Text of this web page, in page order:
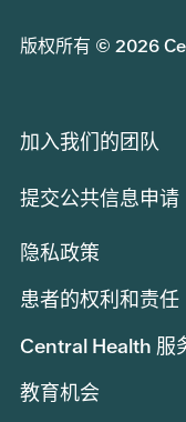
版权所有 © 2026
加入我们的团队
提交公共信息申请
隐私政策
患者的权利和责任
Central Health 服
教育机会